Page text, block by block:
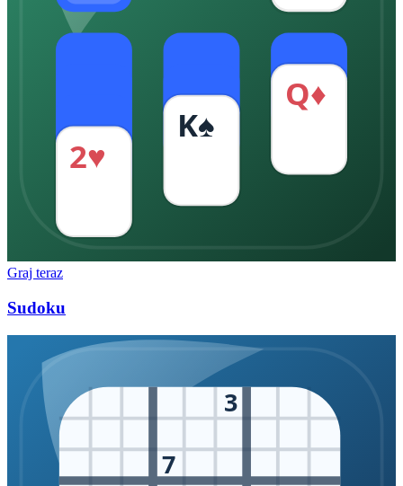
2♥
K♠
Q♦
Graj teraz
Sudoku
3
7